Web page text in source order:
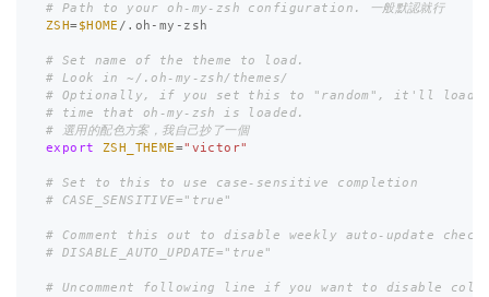
# Path to your oh-my-zsh configuration. 一般默認就行
ZSH=$HOME /.oh-my-zsh
# Set name of the theme to load.
# Look in ~/.oh-my-zsh/themes/
# Optionally, if you set this to "random", it'll load a
# time that oh-my-zsh is loaded.
# 選用的配色方案，我自己抄了一個
export ZSH_THEME="victor"
# Set to this to use case-sensitive completion
# CASE_SENSITIVE="true"
# Comment this out to disable weekly auto-update
# DISABLE_AUTO_UPDATE="true"
# Uncomment following line if you want to disable